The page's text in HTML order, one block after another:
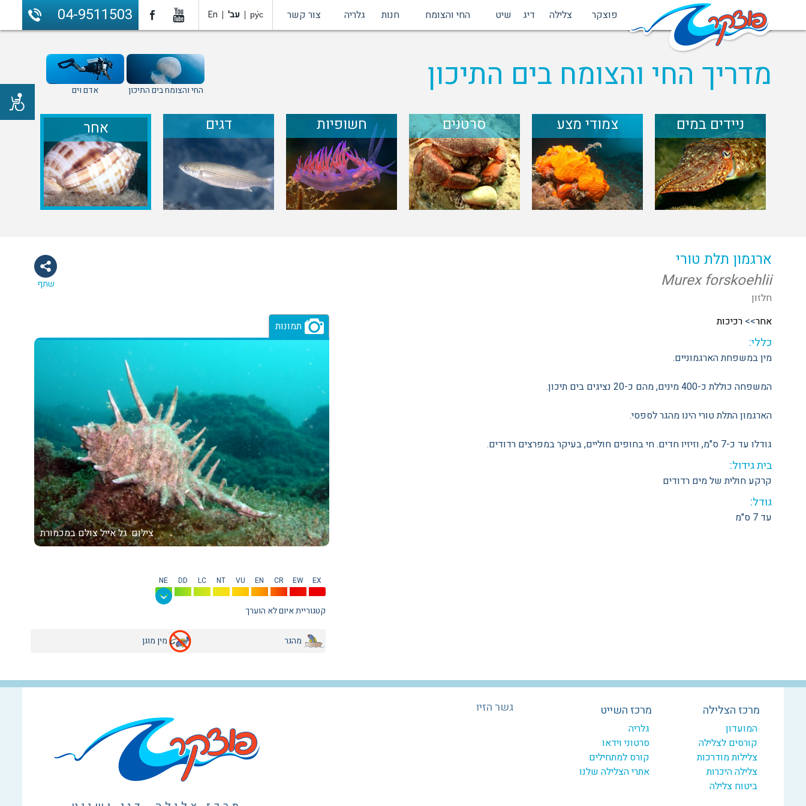
פוצקר צלילה דיג שיט החי והצומח חנות גלריה צור קשר ру́с עב' En
04-9511503
מדריך החי והצומח בים התיכון החי והצומח בים התיכון אדם וים
ניידים במים צמודי מצע סרטנים חשופיות דגים אחר
שתף
ארגמון תלת טורי
Murex forskoehlii
חלזון
תמונות
צילום: גל איילצולם במכמורת
אחר>> רכיכות
כללי:
מין במשפחת הארגמוניים.
המשפחה כוללת כ-400 מינים, מהם כ-20 נציגים בים תיכון.
הארגמון התלת טורי הינו מהגר לספסי.
גודלו עד כ-7 ס"מ, וזיזיו חדים. חי בחופים חוליים, בעיקר במפרצים רדודים.
בית גידול:
קרקע חולית של מים רדודים
גודל:
עד 7 ס"מ
EX
EW
CR
EN
VU
NT
LC
DD
NE
קטגוריית איום לא הוערך
מהגר מין מוגן
מרכז הצלילה
המועדון
קורסים לצלילה
צלילות מודרכות
צלילה היכרות
ביטוח צלילה
מרכז השייט
גלריה
סרטוני וידאו
קורס למתחילים
אתרי הצלילה שלנו
גשר הזיו